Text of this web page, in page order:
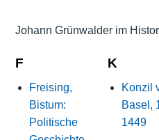
Johann Grünwalder im
F
Freising,
Bistum:
Politische
K
Konzil
Basel,
1449